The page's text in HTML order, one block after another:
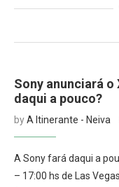
Sony anunciará
daqui a pouco?
byA Itinerante - Neiva
A Sony fará daqui a
– 17:00 hs de Las